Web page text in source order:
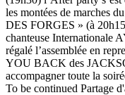
les montées de
DES FORGES » (à
chanteuse Internationale
régalé l’assemblée en
YOU BACK des
accompagner toute la
To be continued Partage